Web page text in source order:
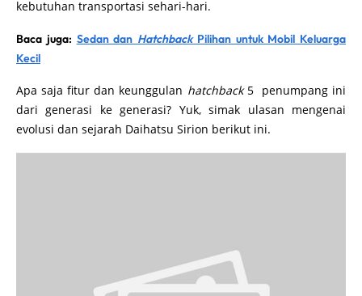
kebutuhan transportasi sehari-hari.
Baca juga: Sedan dan HatchbackPilihan untuk Mobil Keluarga
Kecil
Apa saja fitur dan keunggulan hatchback5 penumpang ini
dari generasi ke generasi? Yuk, simak ulasan mengenai
evolusi dan sejarah Daihatsu Sirion berikut ini.